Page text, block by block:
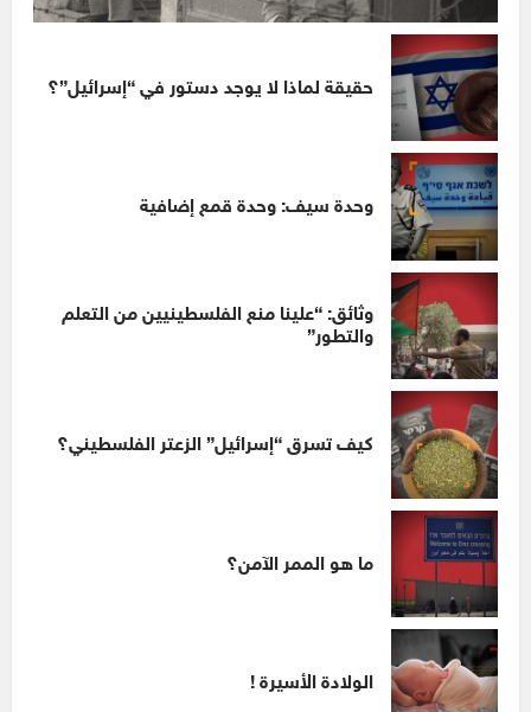
حقيقة لماذا لا يوجد دستور في “إسرائيل”؟
وحدة سيف: وحدة قمع إضافية
وثائق: “علينا منع الفلسطينيين من التعلم
والتطور”
كيف تسرق “إسرائيل” الزعتر الفلسطيني؟
ما هو الممر الآمن؟
الولادة الأسيرة !